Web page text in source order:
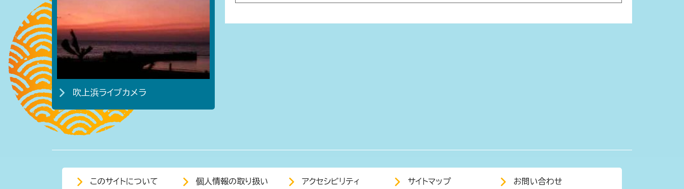
吹上浜ライブカメラ
このサイトについて 個人情報の取り扱い アクセシビリティ サイトマップ お問い合わせ